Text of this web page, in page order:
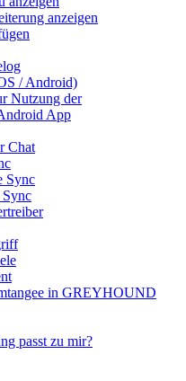
anzeigen
/ Android)
Nutzung der
App
Chat
Sync
in GREYHOUND
passt zu mir?